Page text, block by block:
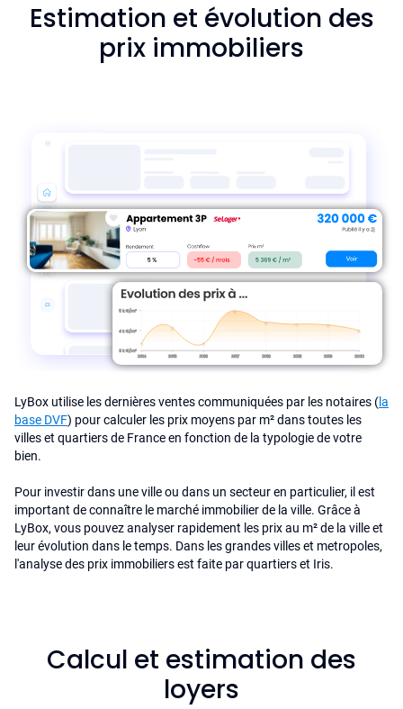
Estimation et évolution des
prix immobiliers
LyBox utilise les dernières ventes communiquées par les notaires (la
base DVF) pour calculer les prix moyens par m² dans toutes les
villes et quartiers de France en fonction de la typologie de votre
bien.
Pour investir dans une ville ou dans un secteur en particulier, il est
important de connaître le marché immobilier de la ville. Grâce à
LyBox, vous pouvez analyser rapidement les prix au m² de la ville et
leur évolution dans le temps. Dans les grandes villes et metropoles,
l'analyse des prix immobiliers est faite par quartiers et Iris.
Calcul et estimation des
loyers